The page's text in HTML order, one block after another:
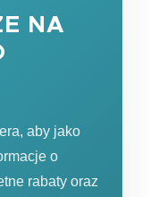
NA
aby jako
o
rabaty oraz